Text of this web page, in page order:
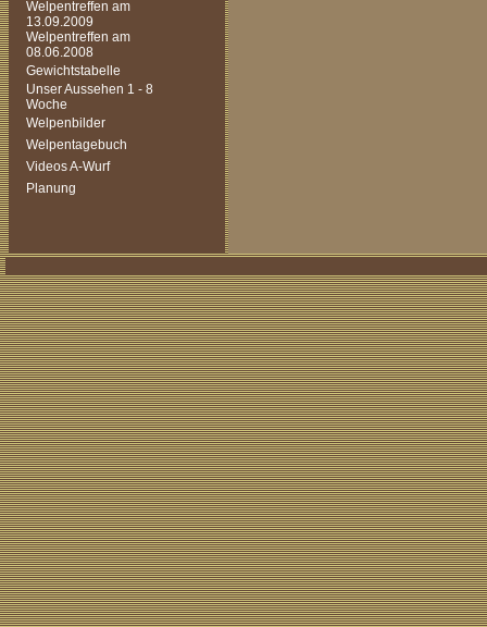
Welpentreffen am
13.09.2009
Welpentreffen am
08.06.2008
Gewichtstabelle
Unser Aussehen 1 - 8
Woche
Welpenbilder
Welpentagebuch
Videos A-Wurf
Planung